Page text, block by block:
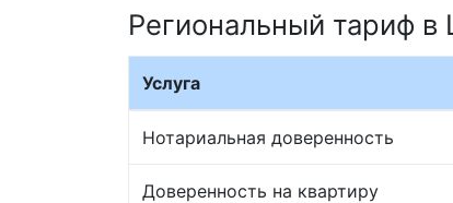
Региональный тариф
Услуга
Нотариальная доверенность
Доверенность на квартиру